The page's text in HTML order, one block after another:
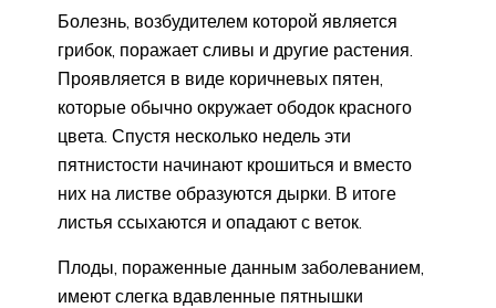
Болезнь, возбудителем которой является
грибок, поражает сливы и другие растения.
Проявляется в виде коричневых пятен,
которые обычно окружает ободок красного
цвета. Спустя несколько недель эти
пятнистости начинают крошиться и вместо
них на листве образуются дырки. В итоге
листья ссыхаются и опадают с веток.
Плоды, пораженные данным заболеванием,
имеют слегка вдавленные пятнышки